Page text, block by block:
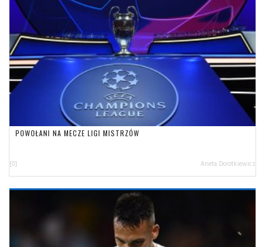
POWOŁANI NA MECZE LIGI MISTRZÓW
[0] Aneta Dorotkiewicz